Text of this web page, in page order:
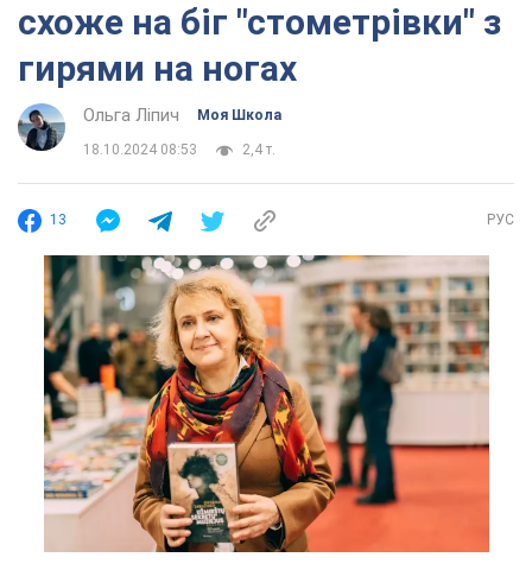
схоже на біг "стометрівки" з
гирями на ногах
Ольга Ліпич Моя Школа
18.10.2024 08:53 2,4 т.
13 РУС